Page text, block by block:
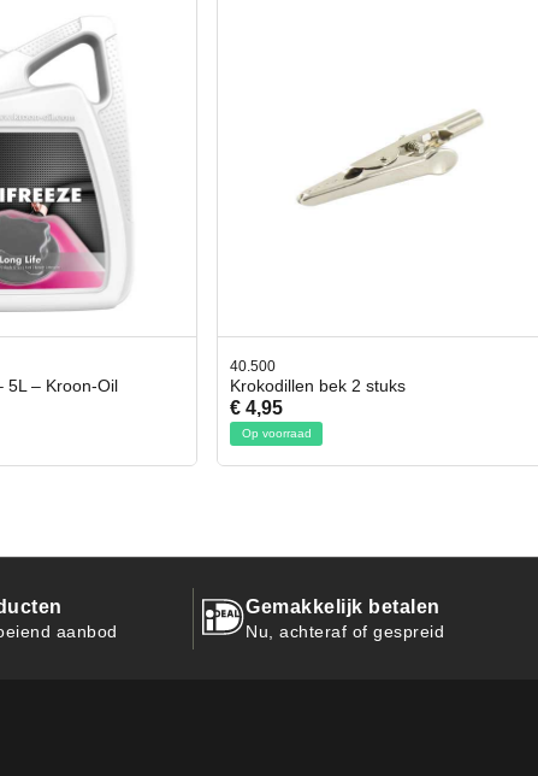
2 stuks
78.80350
Gevlochtenkous ø 35mm
€ 50,95
Op voorraad
aanbod
Gemakkelijk betalen
Nu, achteraf of gespreid